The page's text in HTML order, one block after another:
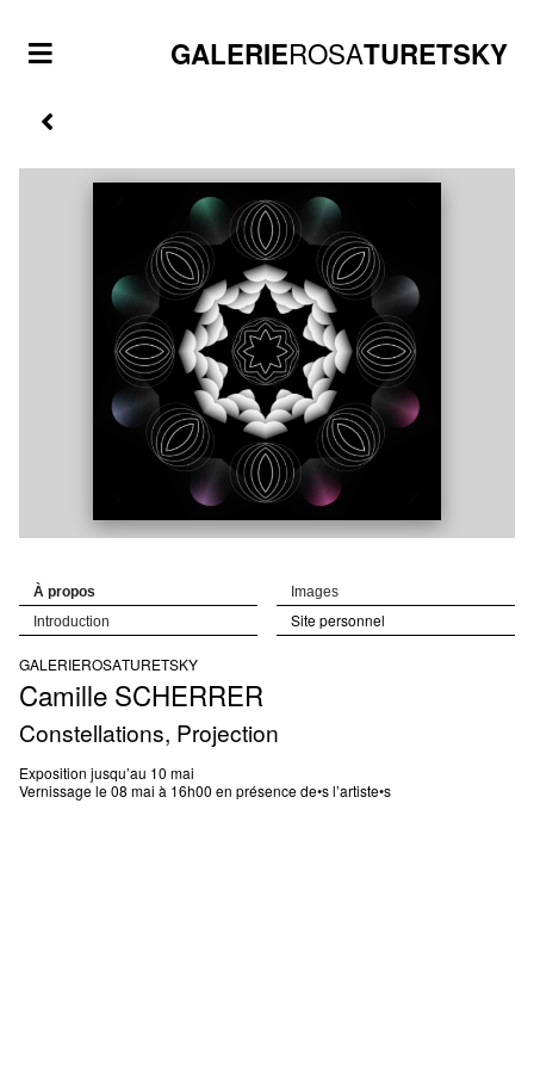
GALERIEROSATURETSKY
GALERIEROSATURETSKY
Camille SCHERRER
Constellations, Projection
Exposition jusqu’au 10 mai
Vernissage le 08 mai à 16h00 en présence de•s l’artiste•s
À propos
Images
Introduction
Site personnel